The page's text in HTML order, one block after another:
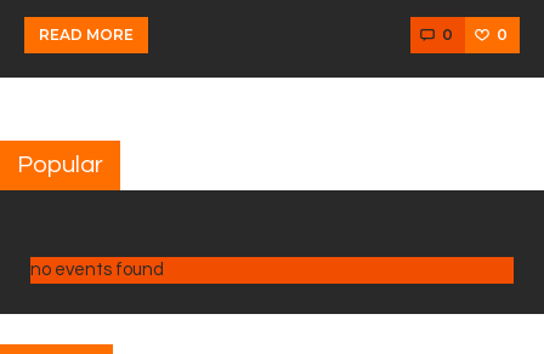
READ MORE 0 0
Popular
no events found